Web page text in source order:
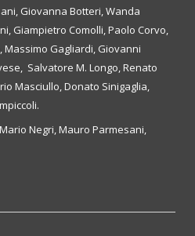
Giovanna Botteri, Wanda
Giampietro Comolli, Paolo Corvo,
Massimo Gagliardi, Giovanni
Salvatore M. Longo, Renato
Masciullo, Donato Sinigaglia,
Negri, Mauro Parmesani,